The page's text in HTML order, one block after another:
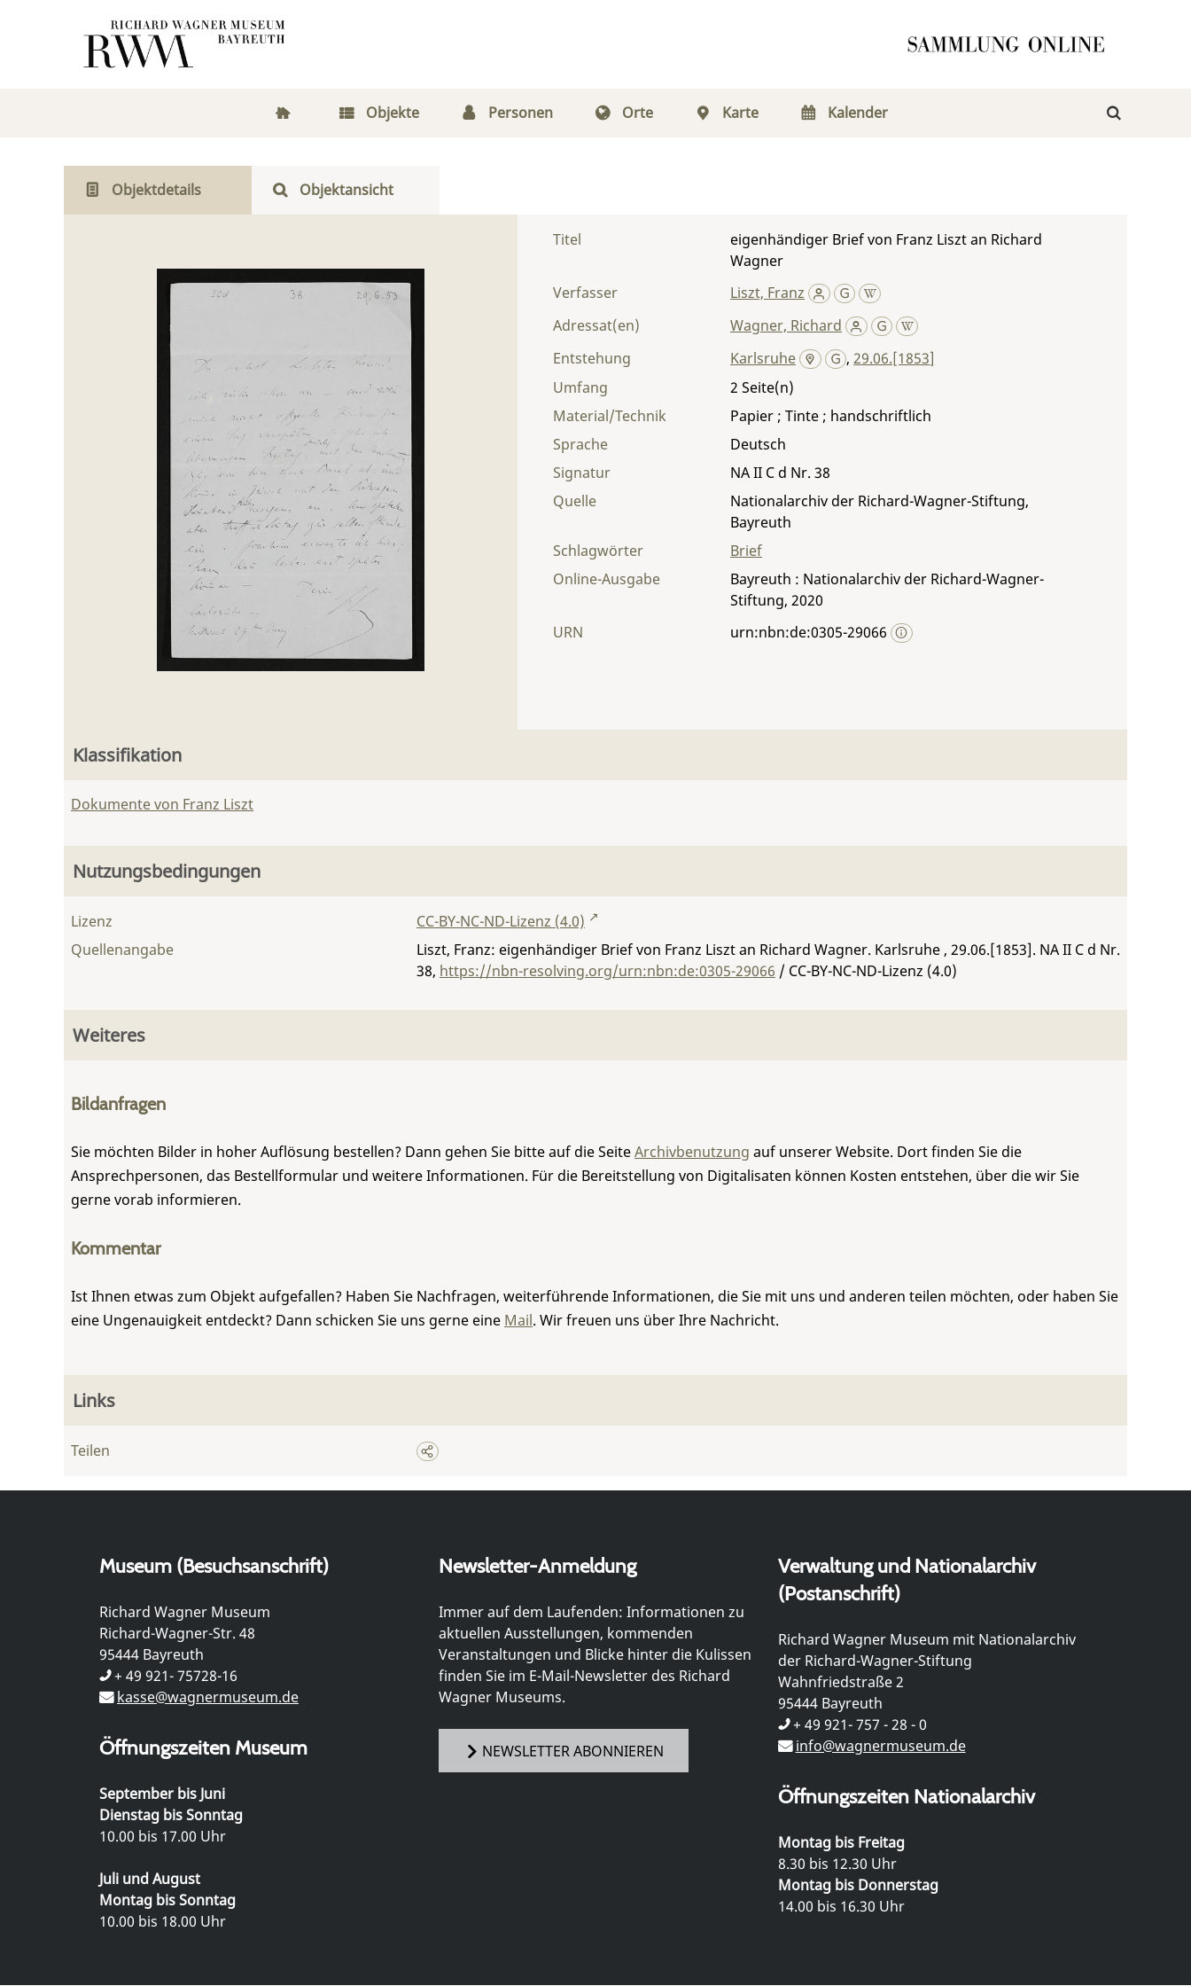
Objekte Personen Orte Karte Kalender
Objektdetails Objektansicht
Titel
eigenhändiger Brief von Franz Liszt an Richard
Wagner
Verfasser
Liszt, Franz
Adressat(en)
Wagner, Richard
Entstehung
Karlsruhe ,29.06.[1853]
Umfang
2
Material/Technik
Papier ; Tinte ; handschriftlich
Sprache
Deutsch
Signatur
NA II C d Nr. 38
Quelle
Nationalarchiv der Richard-Wagner-Stiftung,
Bayreuth
Schlagwörter
Brief
Online-Ausgabe
Bayreuth : Nationalarchiv der Richard-Wagner-
Stiftung, 2020
URN
urn:nbn:de:0305-29066
Klassifikation
Dokumente von Franz Liszt
Nutzungsbedingungen
Lizenz
CC-BY-NC-ND-Lizenz (4.0)
Quellenangabe
Liszt, Franz: eigenhändiger Brief von Franz Liszt an Richard Wagner. Karlsruhe , 29.06.[1853]. NA II C d Nr.
38, https://nbn-resolving.org/urn:nbn:de:0305-29066 / CC-BY-NC-ND-Lizenz (4.0)
Weiteres
Bildanfragen
Sie möchten Bilder in hoher Auflösung bestellen? Dann gehen Sie bitte auf die SeiteArchivbenutzung auf unserer Website. Dort finden Sie die
Ansprechpersonen, das Bestellformular und weitere Informationen. Für die Bereitstellung von Digitalisaten können Kosten entstehen, über die wir Sie
gerne vorab informieren.
Kommentar
Ist Ihnen etwas zum Objekt aufgefallen? Haben Sie Nachfragen, weiterführende Informationen, die Sie mit uns und anderen teilen möchten, oder haben Sie
eine Ungenauigkeit entdeckt? Dann schicken Sie uns gerne eine Mail. Wir freuen uns über Ihre Nachricht.
Links
Teilen
Museum (Besuchsanschrift)
Richard Wagner Museum
Richard-Wagner-Str. 48
95444 Bayreuth
+ 49 921- 75728-16
kasse@wagnermuseum.de
Öffnungszeiten Museum
September bis Juni
Dienstag bis Sonntag
10.00 bis 17.00 Uhr
Juli und August
Montag bis Sonntag
10.00 bis 18.00 Uhr
Newsletter-Anmeldung
Immer auf dem Laufenden: Informationen zu
aktuellen Ausstellungen, kommenden
Veranstaltungen und Blicke hinter die Kulissen
finden Sie im E-Mail-Newsletter des Richard
Wagner Museums.
NEWSLETTER ABONNIEREN
Verwaltung und Nationalarchiv
(Postanschrift)
Richard Wagner Museum mit Nationalarchiv
der Richard-Wagner-Stiftung
Wahnfriedstraße 2
95444 Bayreuth
+ 49 921- 757 - 28 - 0
info@wagnermuseum.de
Öffnungszeiten Nationalarchiv
Montag bis Freitag
8.30 bis 12.30 Uhr
Montag bis Donnerstag
14.00 bis 16.30 Uhr